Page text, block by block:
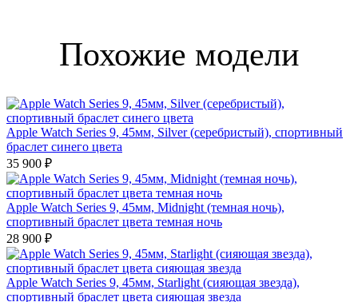
Похожие модели
Apple Watch Series 9, 45мм, Silver (серебристый), спортивный
браслет синего цвета
35 900 ₽
Apple Watch Series 9, 45мм, Midnight (темная ночь),
спортивный браслет цвета темная ночь
28 900 ₽
Apple Watch Series 9, 45мм, Starlight (сияющая звезда),
спортивный браслет цвета сияющая звезда